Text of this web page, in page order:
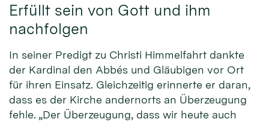
Erfüllt sein von Gott und ihm
nachfolgen
In seiner Predigt zu Christi Himmelfahrt dankte
der Kardinal den Abbés und Gläubigen vor Ort
für ihren Einsatz. Gleichzeitig erinnerte er daran,
dass es der Kirche andernorts an Überzeugung
fehle. „Der Überzeugung, dass wir heute auch